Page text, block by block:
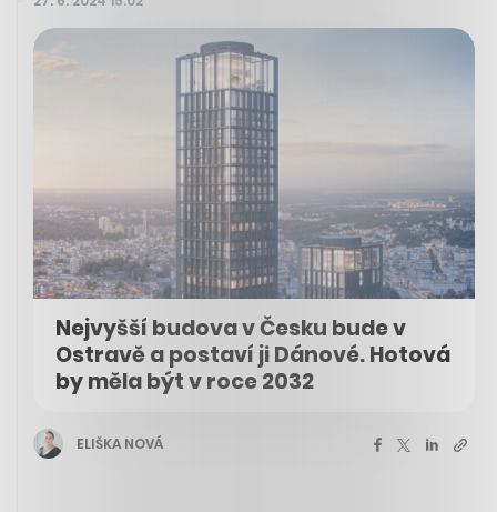
Nejvyšší budova v Česku bude v
Ostravě a postaví ji Dánové. Hotová
by měla být v roce 2032
ELIŠKA NOVÁ